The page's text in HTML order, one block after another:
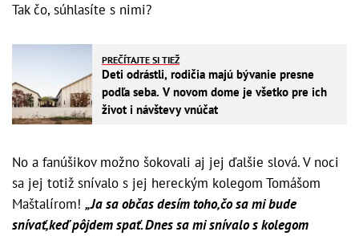
Tak čo, súhlasíte s nimi?
PREČÍTAJTE SI TIEŽ
Deti odrástli, rodičia majú bývanie presne
podľa seba. V novom dome je všetko pre ich
život i návštevy vnúčat
No a fanúšikov možno šokovali aj jej ďalšie slová. V noci
sa jej totiž snívalo s jej hereckým kolegom Tomášom
Maštalírom! „Ja sa občas desím toho,čo sa mi bude
snívať,keď pôjdem spať. Dnes sa mi snívalo s kolegom